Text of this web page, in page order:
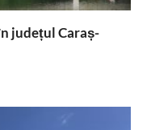
județul Caraș-